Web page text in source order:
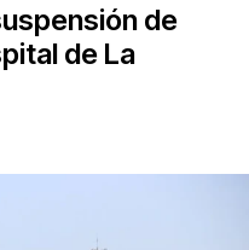
de
de La